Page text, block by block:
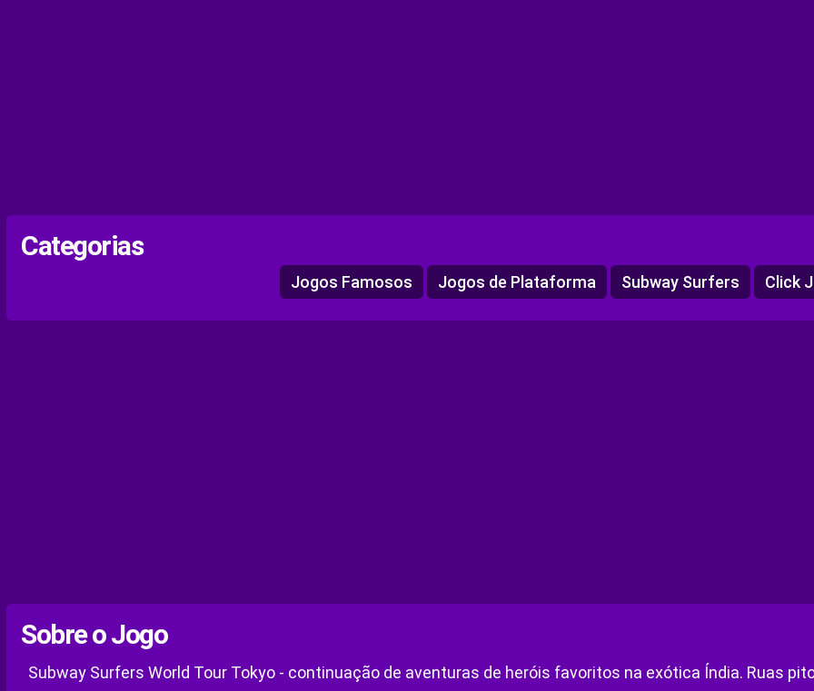
Categorias
Jogos Famosos Jogos de Plataforma Subway Surfers Click
Sobre o Jogo
Subway Surfers World Tour Tokyo - continuação de aventuras de heróis favoritos na exótica Índia. Ruas